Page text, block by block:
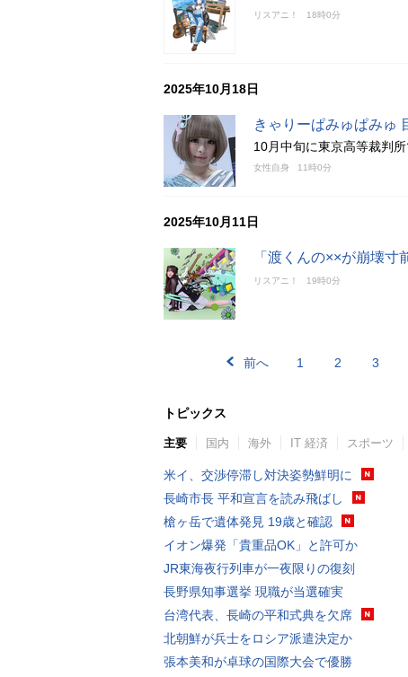
リスアニ！ 18時0分
2025年10月18日
きゃりーぱみゅぱみゅ
10月中旬に東京高等裁判
女性自身 11時0分
2025年10月11日
「渡くんの××が崩壊
リスアニ！ 19時0分
前へ 1 2 3
トピックス
主要 国内 海外 IT 経済 スポーツ
米イ、交渉停滞し対決姿勢鮮明に
長崎市長 平和宣言を読み飛ばし
槍ヶ岳で遺体発見 19歳と確認
イオン爆発「貴重品OK」と許可か
JR東海夜行列車が一夜限りの復刻
長野県知事選挙 現職が当選確実
台湾代表、長崎の平和式典を欠席
北朝鮮が兵士をロシア派遣決定か
張本美和が卓球の国際大会で優勝